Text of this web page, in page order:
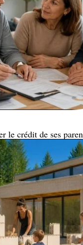
le crédit de ses